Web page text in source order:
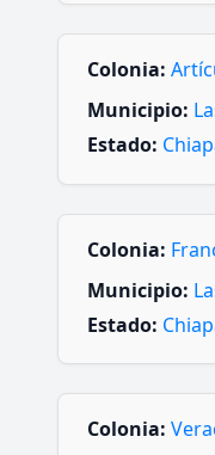
Colonia:
Municipio:
Estado:
Colonia:
Municipio:
Estado:
Colonia: